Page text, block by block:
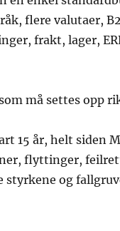
flere valutaer,
frakt, lager,
må settes opp
15 år, helt siden
flyttinger,
styrkene og